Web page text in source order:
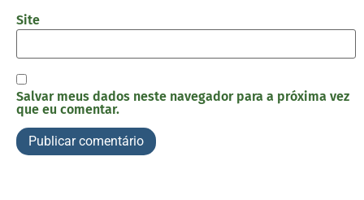
Site
Salvar meus dados neste navegador para a próxima vez
que eu comentar.